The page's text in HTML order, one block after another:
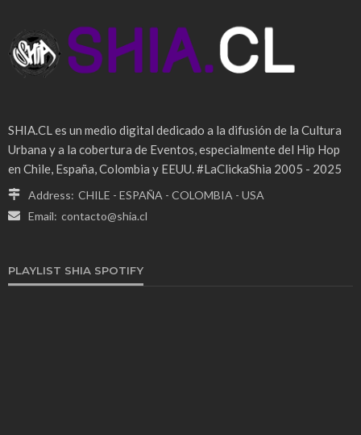
SHIA.CL es un medio digital dedicado a la difusión de la Cultura
Urbana y a la cobertura de Eventos, especialmente del Hip Hop
en Chile, España, Colombia y EEUU. #LaClickaShia 2005 - 2025
Address: CHILE - ESPAÑA - COLOMBIA - USA
Email: contacto@shia.cl
PLAYLIST SHIA SPOTIFY